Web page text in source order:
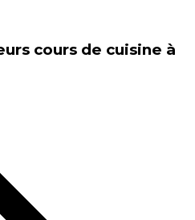
cours de cuisine à